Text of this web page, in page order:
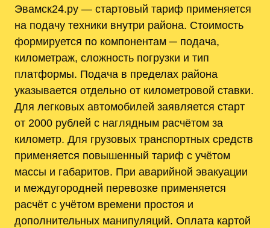
Эвамск24.ру — стартовый тариф применяется
на подачу техники внутри района. Стоимость
формируется по компонентам ─ подача,
километраж, сложность погрузки и тип
платформы. Подача в пределах района
указывается отдельно от километровой ставки.
Для легковых автомобилей заявляется старт
от 2000 рублей с наглядным расчётом за
километр. Для грузовых транспортных средств
применяется повышенный тариф с учётом
массы и габаритов. При аварийной эвакуации
и междугородней перевозке применяется
расчёт с учётом времени простоя и
дополнительных манипуляций. Оплата картой